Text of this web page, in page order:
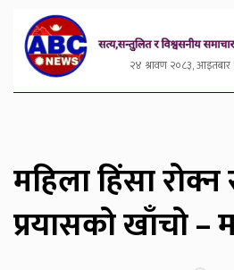
२४ श्रावण २०८३, आइतबार
महिला हिंसा
प्रयासको खाँचो –